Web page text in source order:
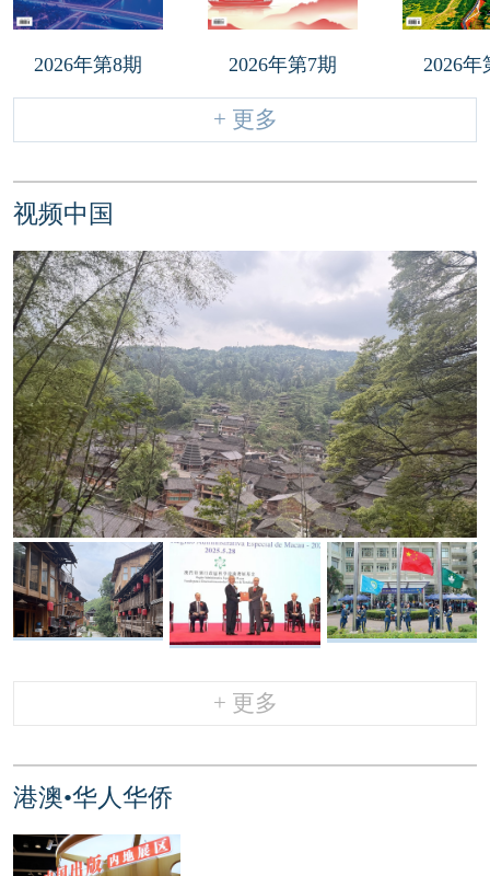
2026年第8期 2026年第7期 2026年
+ 更多
视频中国
+ 更多
港澳•华人华侨